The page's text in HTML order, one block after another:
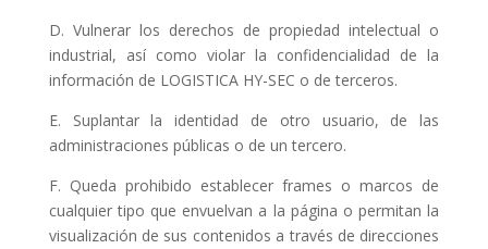
D. Vulnerar los derechos de propiedad intelectual o
industrial, así como violar la confidencialidad de la
información de LOGISTICA HY-SEC o de terceros.
E. Suplantar la identidad de otro usuario, de las
administraciones públicas o de un tercero.
F. Queda prohibido establecer frames o marcos de
cualquier tipo que envuelvan a la página o permitan la
visualización de sus contenidos a través de direcciones